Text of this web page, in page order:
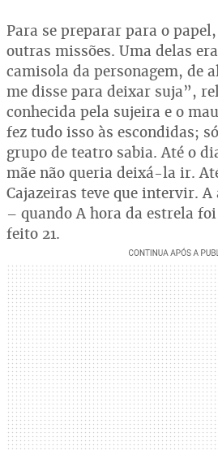
Para se preparar para o
outras missões. Uma delas
camisola da personagem, de
me disse para deixar suja”,
conhecida pela sujeira e o
fez tudo isso às escondidas;
grupo de teatro sabia. Até o
mãe não queria deixá-la ir.
Cajazeiras teve que intervir.
– quando A hora da estrela
feito 21.